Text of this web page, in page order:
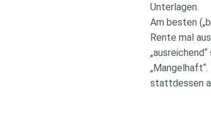
Unterlagen.
Am besten
Rente mal
stattdessen